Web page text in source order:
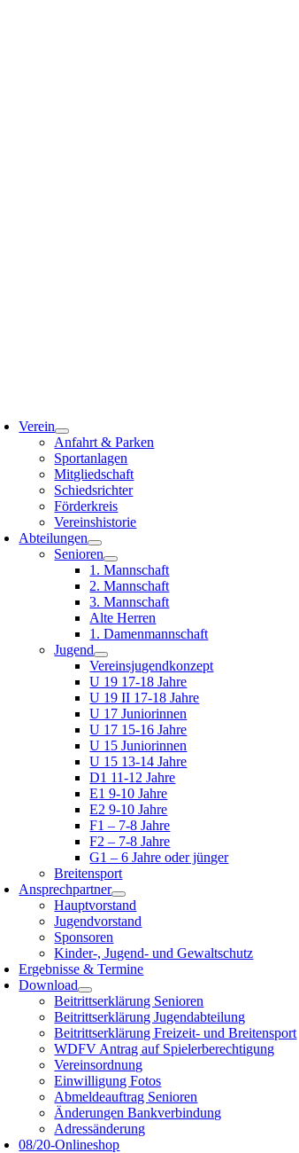
Verein
Anfahrt & Parken
Sportanlagen
Mitgliedschaft
Schiedsrichter
Förderkreis
Vereinshistorie
Abteilungen
Senioren
1. Mannschaft
2. Mannschaft
3. Mannschaft
Alte Herren
1. Damenmannschaft
Jugend
Vereinsjugendkonzept
U 19 17-18 Jahre
U 19 II 17-18 Jahre
U 17 Juniorinnen
U 17 15-16 Jahre
U 15 Juniorinnen
U 15 13-14 Jahre
D1 11-12 Jahre
E1 9-10 Jahre
E2 9-10 Jahre
F1 – 7-8 Jahre
F2 – 7-8 Jahre
G1 – 6 Jahre oder jünger
Breitensport
Ansprechpartner
Hauptvorstand
Jugendvorstand
Sponsoren
Kinder-, Jugend- und Gewaltschutz
Ergebnisse & Termine
Download
Beitrittserklärung Senioren
Beitrittserklärung Jugendabteilung
Beitrittserklärung Freizeit- und Breitensport
WDFV Antrag auf Spielerberechtigung
Vereinsordnung
Einwilligung Fotos
Abmeldeauftrag Senioren
Änderungen Bankverbindung
Adressänderung
08/20-Onlineshop